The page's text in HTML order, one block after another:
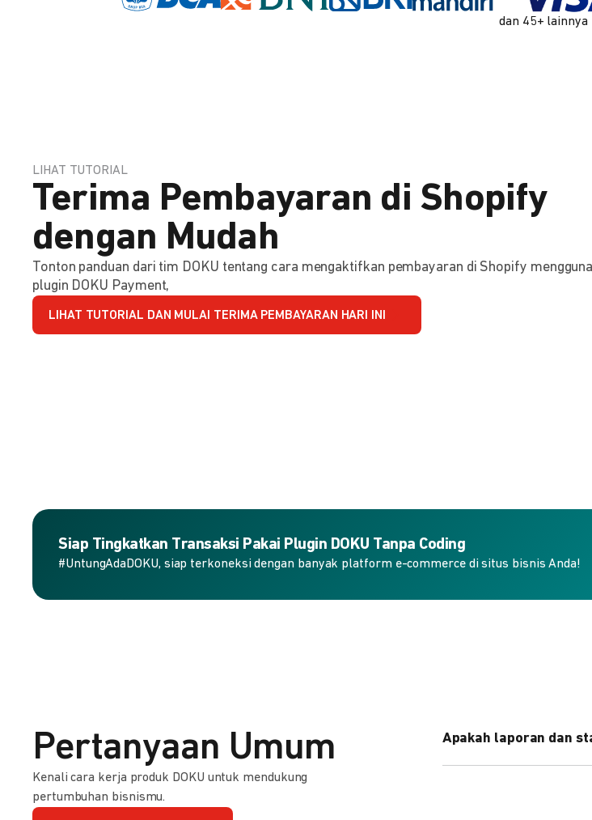
dan 45+ lainnya
LIHAT TUTORIAL
Terima Pembayaran di Shopify
dengan Mudah
Tonton panduan dari tim DOKU tentang cara mengaktifkan pembayaran di Shopify
plugin DOKU Payment,
LIHAT TUTORIAL DAN MULAI TERIMA PEMBAYARAN HARI INI
Siap Tingkatkan Transaksi Pakai Plugin DOKU Tanpa Coding
#UntungAdaDOKU, siap terkoneksi dengan banyak platform e-commerce di situs bisnis Anda!
Pertanyaan Umum
Kenali cara kerja produk DOKU untuk mendukung
pertumbuhan bisnismu.
Apakah laporan dan